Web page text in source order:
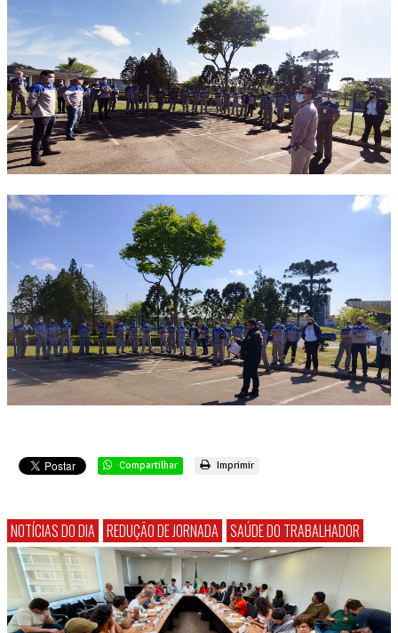
Compartilhar Imprimir
NOTÍCIAS DO DIA REDUÇÃO DE JORNADA SAÚDE DO TRABALHADOR